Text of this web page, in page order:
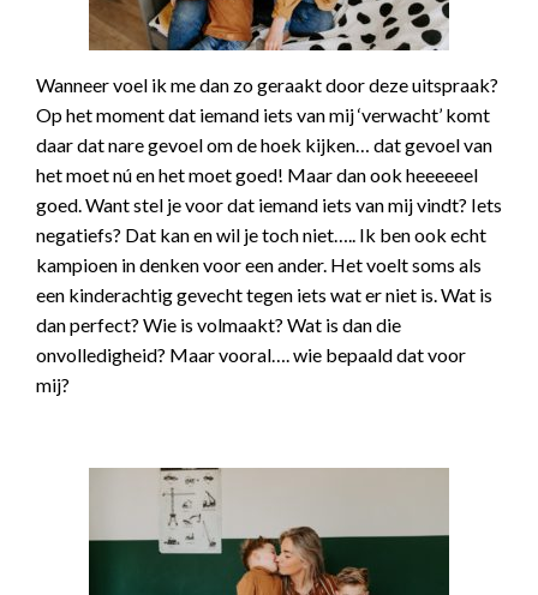
Wanneer voel ik me dan zo geraakt door deze uitspraak?
Op het moment dat iemand iets van mij ‘verwacht’ komt
daar dat nare gevoel om de hoek kijken… dat gevoel van
het moet nú en het moet goed! Maar dan ook heeeeeel
goed. Want stel je voor dat iemand iets van mij vindt? Iets
negatiefs? Dat kan en wil je toch niet….. Ik ben ook echt
kampioen in denken voor een ander. Het voelt soms als
een kinderachtig gevecht tegen iets wat er niet is. Wat is
dan perfect? Wie is volmaakt? Wat is dan die
onvolledigheid? Maar vooral…. wie bepaald dat voor
mij?